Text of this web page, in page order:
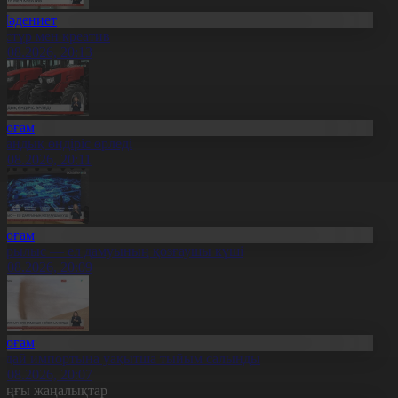
мен креатив
20:13
өндіріс өрледі
20:11
— ел дамуының қозғаушы күші
20:09
импортына уақытша тыйым салынды
20:07
жаңалықтар